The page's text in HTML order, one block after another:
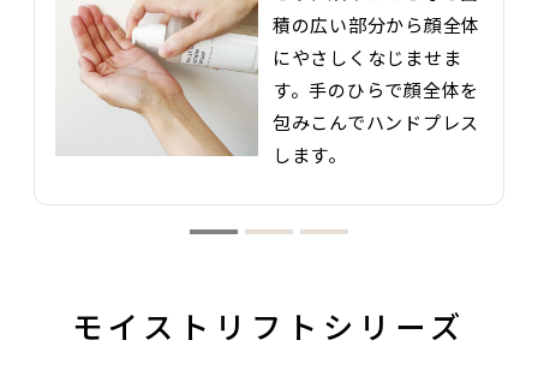
積の広い部分から顔全体
にやさしくなじませま
す。手のひらで顔全体を
包みこんでハンドプレス
します。
モイストリフトシリーズ